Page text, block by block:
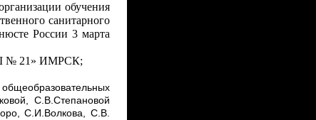
обучения
санитарного
России 3 марта
21» ИМРСК;
С.В.Степановой
С.И.Волкова, С.В.